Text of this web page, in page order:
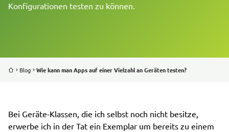
BLOG
JOBS
Konfigurationen testen zu können.
Blog Wie kann man Apps auf einer Vielzahl an Geräten testen?
Bei Geräte-Klassen, die ich selbst noch nicht besitze,
erwerbe ich in der Tat ein Exemplar um bereits zu einem